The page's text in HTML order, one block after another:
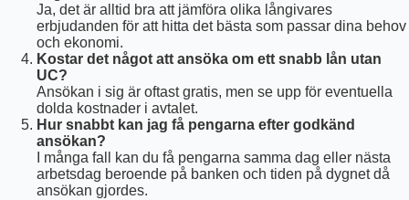
Ja, det är alltid bra att jämföra olika långivares
erbjudanden för att hitta det bästa som passar dina behov
och ekonomi.
Kostar det något att ansöka om ett snabb lån utan
UC?
Ansökan i sig är oftast gratis, men se upp för eventuella
dolda kostnader i avtalet.
Hur snabbt kan jag få pengarna efter godkänd
ansökan?
I många fall kan du få pengarna samma dag eller nästa
arbetsdag beroende på banken och tiden på dygnet då
ansökan gjordes.